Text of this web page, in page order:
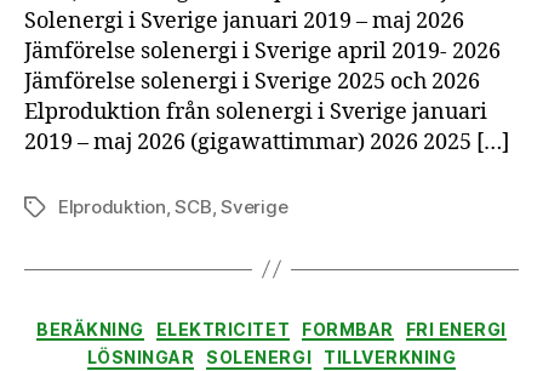
Solenergi i Sverige januari 2019 – maj 2026
Jämförelse solenergi i Sverige april 2019- 2026
Jämförelse solenergi i Sverige 2025 och 2026
Elproduktion från solenergi i Sverige januari
2019 – maj 2026 (gigawattimmar) 2026 2025 […]
EtiketterElproduktion,SCB,Sverige
Kategorier
BERÄKNING ELEKTRICITET FORMBAR
FRI ENERGI
LÖSNINGAR
SOLENERGI
TILLVERKNING